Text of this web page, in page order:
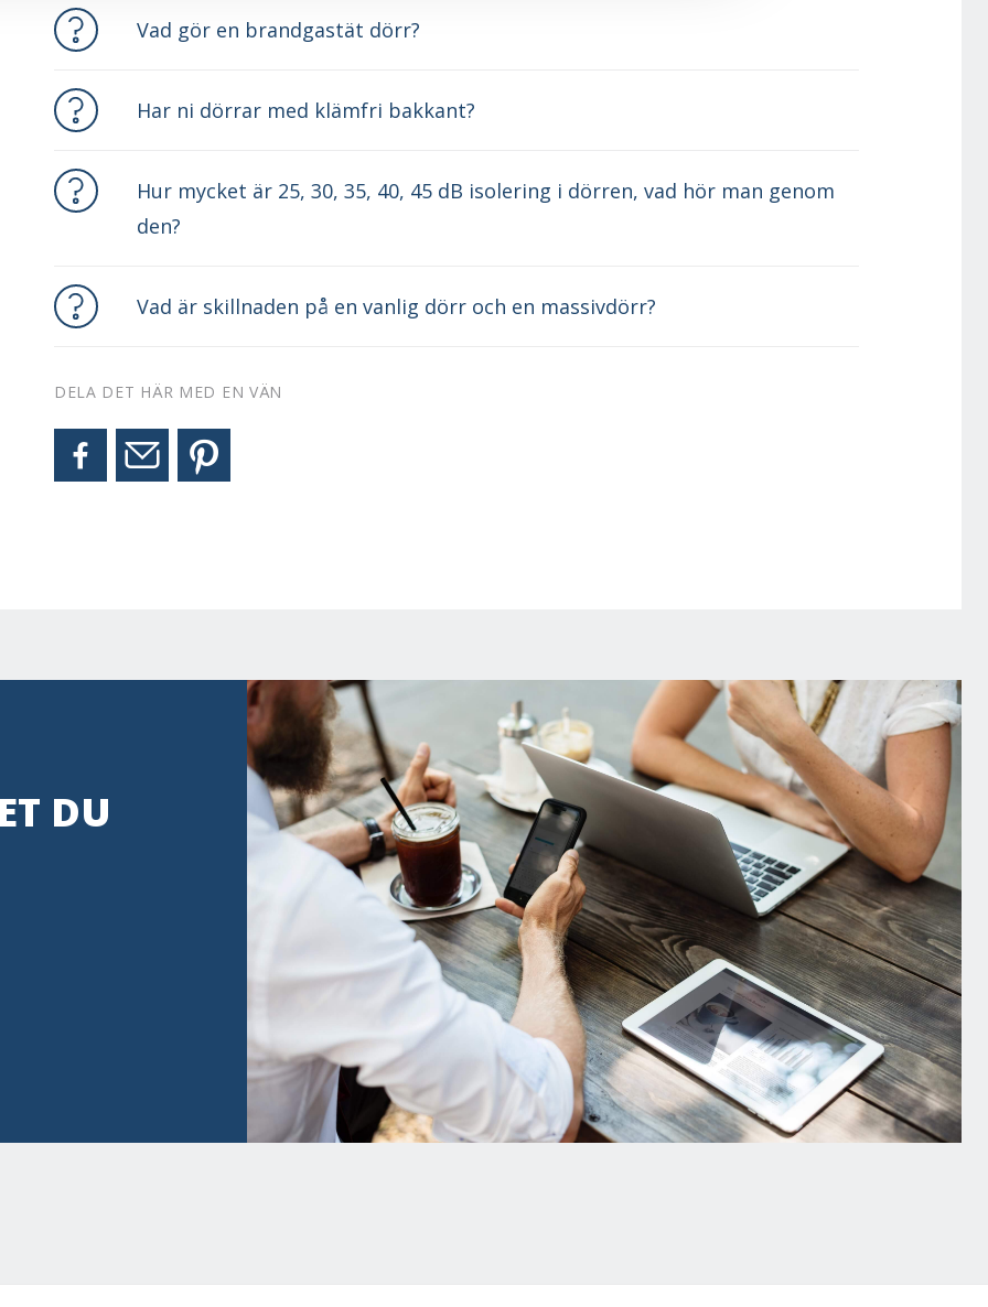
Vad gör en brandgastät dörr?
Har ni dörrar med klämfri bakkant?
Hur mycket är 25, 30, 35, 40, 45 dB isolering i dörren, vad hör man genom
den?
Vad är skillnaden på en vanlig dörr och en massivdörr?
DELA DET HÄR MED EN VÄN
DU